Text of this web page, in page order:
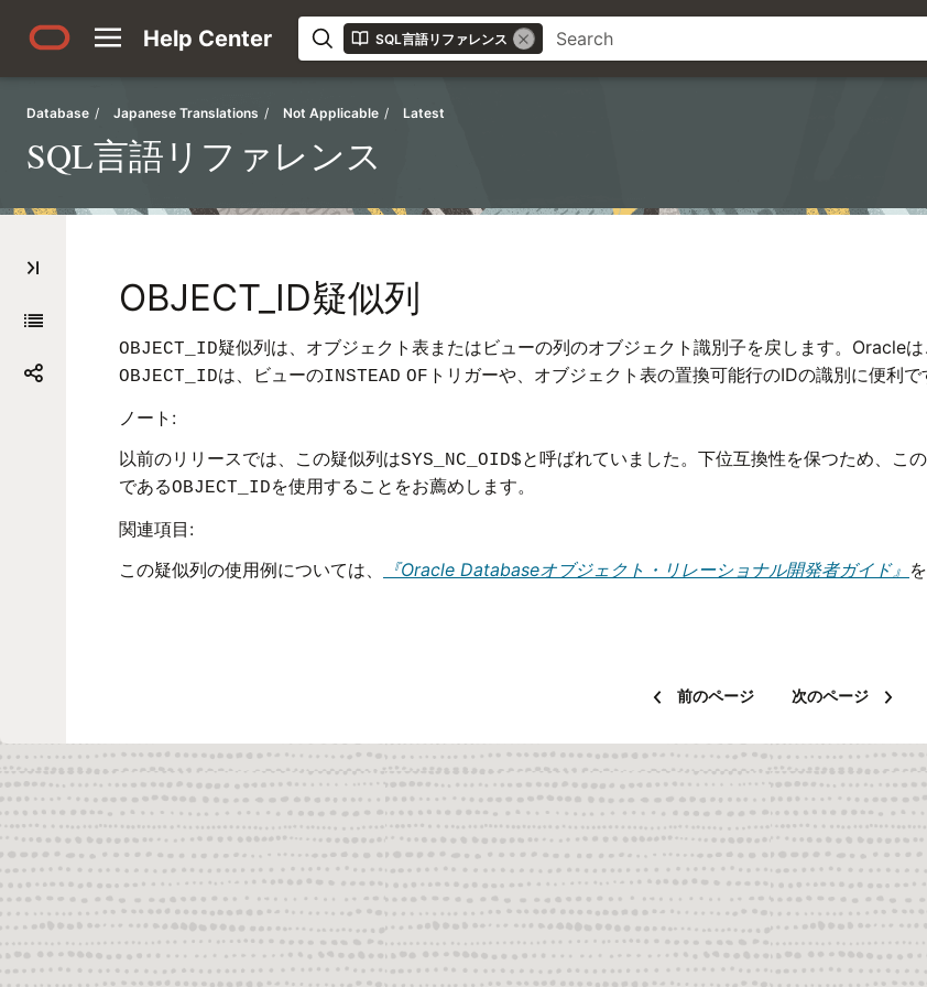
Help Center SQL言語リファレンス
Database / Japanese Translations / Not Applicable / Latest
SQL言語リファレンス
OBJECT_ID疑似列
OBJECT_ID疑似列は、オブジェクト表またはビューの列のオブジェクト識別子を戻します。Oracle
OBJECT_IDは、ビューのINSTEAD OF トリガーや、オブジェクト表の置換可能行のIDの識別に便利で
ノート:
以前のリリースでは、この疑似列はSYS_NC_OID$と呼ばれていました。下位互換性を保つため、こ
であるOBJECT_IDを使用することをお薦めします。
関連項目:
この疑似列の使用例については、
『Oracle Databaseオブジェクト・リレーショナル開発者ガイド』
前のページ 次のページ